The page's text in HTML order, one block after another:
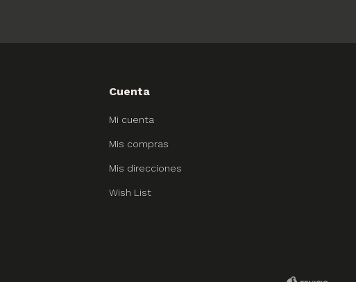
Cuenta
Mi cuenta
Mis compras
Mis direcciones
Wish List